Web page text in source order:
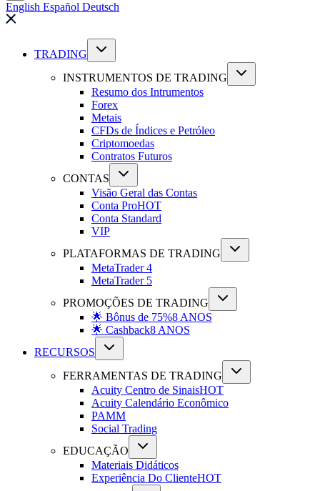
English Español Deutsch
TRADING
INSTRUMENTOS DE TRADING
Resumo dos Intrumentos
Forex
Metais
CFDs de Índices e Petróleo
Criptomoedas
Contratos Futuros
CONTAS
Visão Geral das Contas
Conta ProHOT
Conta Standard
VIP
PLATAFORMAS DE TRADING
MetaTrader 4
MetaTrader 5
PROMOÇÕES DE TRADING
🌟 Bônus de 75%8 ANOS
🌟 Cashback8 ANOS
RECURSOS
FERRAMENTAS DE TRADING
Acuity Centro de SinaisHOT
Acuity Calendário Econômico
PAMM
Social Trading
EDUCAÇÃO
Materiais Didáticos
Experiência Do ClienteHOT